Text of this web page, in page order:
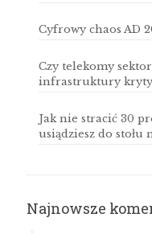
Cyfrowy chaos AD
Czy telekomy
infrastruktury
Jak nie stracić 30
usiądziesz do stołu
Najnowsze